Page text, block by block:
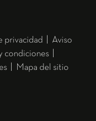
privacidad
Aviso
y condiciones|
| Mapa del sitio